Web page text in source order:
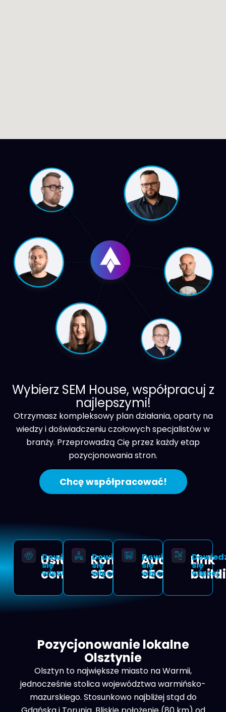
Wybierz SEM House, współpracuj z
najlepszymi!
Otrzymasz kompleksowy plan działania, oparty na
wiedzy i doświadczeniu czołowych specjalistów w
branży. Przeprowadzą Cię przez każdy etap
pozycjonowania stron.
Chcę współpracować!
Usługi
contentowe
Dowiedz
się
więcej
Konsultacje
SEO
Dowiedz
się
więcej
Audyt
SEO
Dowiedz
się
więcej
Link
się
więcej
Pozycjonowanie lokalne
Olsztynie
Olsztyn to największe miasto na Warmii,
jednocześnie stolica województwa warmińsko-
mazurskiego. Stosunkowo najbliżej stąd do